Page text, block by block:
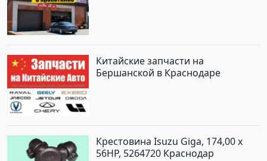
Китайские запчасти на
Бершанской в Краснодаре
Крестовина Isuzu Giga, 174,00 x
56HP, 5264720 Краснодар